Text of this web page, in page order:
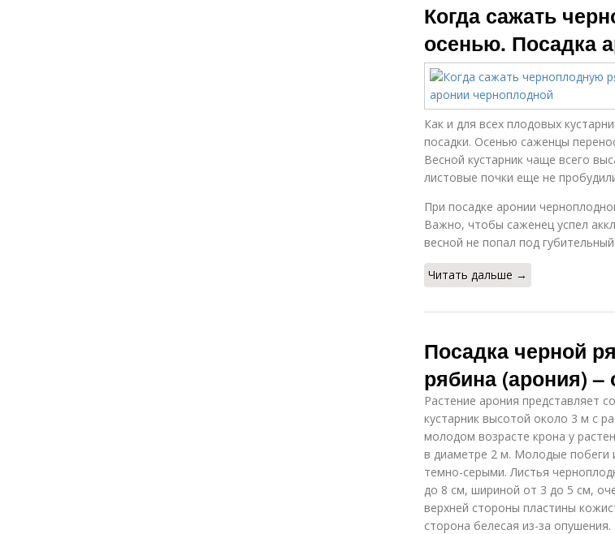
Когда сажать
осенью. Посадка
Как и для всех плодовых
посадки. Осенью саженцы
Весной кустарник чаще всего
листовые почки еще не
При посадке аронии
Важно, чтобы саженец успел
весной не попал под
Читать дальше →
Посадка черной
рябина (арония) –
Растение арония представляет
кустарник высотой около 3 м с
молодом возрасте крона у
в диаметре 2 м. Молодые побеги
темно-серыми. Листья
до 8 см, шириной от 3 до 5 см,
верхней стороны пластины
сторона белесая из-за опушения.